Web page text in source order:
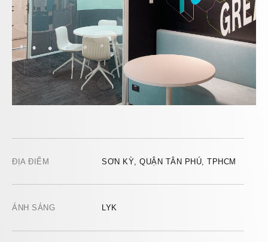
ĐỊA ĐIỂM SƠN KỲ, QUẬN TÂN PHÚ, TPHCM
ÁNH SÁNG LYK